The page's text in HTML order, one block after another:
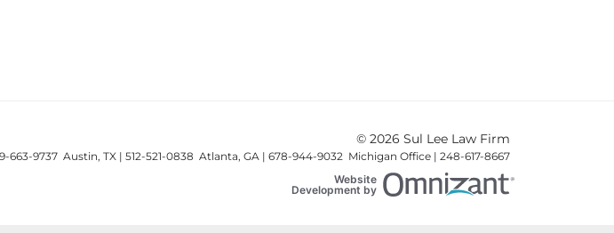
© 2026 Sul Lee Law Firm
663-9737 Austin, TX | 512-521-0838 Atlanta, GA | 678-944-9032 Michigan Office | 248-617-8667
Website
Development byOmnizant